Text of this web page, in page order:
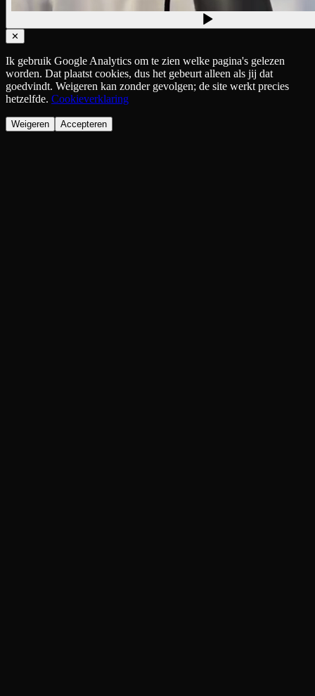
✕
Ik gebruik Google Analytics om te zien welke pagina's gelezen
worden. Dat plaatst cookies, dus het gebeurt alleen als jij dat
goedvindt. Weigeren kan zonder gevolgen; de site werkt precies
hetzelfde. Cookieverklaring
Weigeren Accepteren